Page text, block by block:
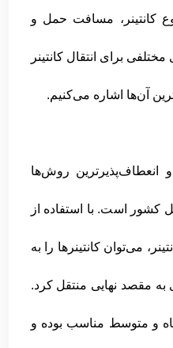
کانتینر، مسافت حمل و
برای انتقال کانتینر
آن‌ها اشاره می‌کنیم.
انعطاف‌پذیرترین روش‌ها
کشور است. با استفاده از
می‌توان کانتینرها را به
مقصد نهایی منتقل کرد.
و متوسط مناسب بوده و